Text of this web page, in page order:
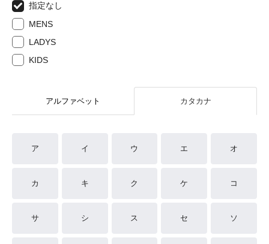
指定なし
MENS
LADYS
KIDS
アルファベット カタカナ
ア イ ウ エ オ
カ キ ク ケ コ
サ シ ス セ ソ